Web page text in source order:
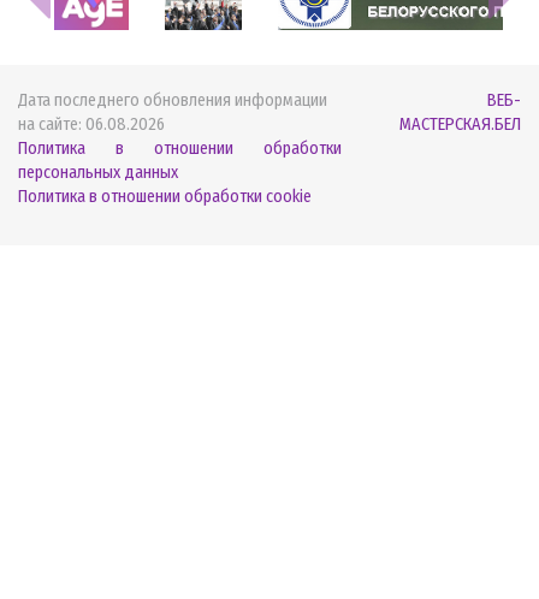
Дата последнего обновления информации
на сайте: 06.08.2026
Политика в отношении обработки
персональных данных
Политика в отношении обработки cookie
ВЕБ-
МАСТЕРСКАЯ.БЕЛ